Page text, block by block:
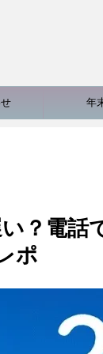
年
？電話
ポ